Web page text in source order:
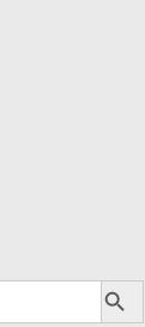
Search Button